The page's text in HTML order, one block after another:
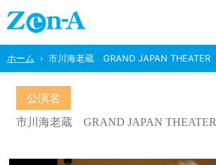
ホーム 市川海老蔵 GRAND JAPAN THEATER
公演名
市川海老蔵 GRAND JAPAN THEATER